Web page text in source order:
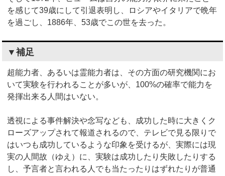
を感じて39歳にして引退表明し、ロシアやイタリアで晩年
を過ごし、1886年、53歳でこの世を去った。
▼補足
超能力者、あるいは霊能力者は、その方面の研究機関にお
いて実験を行われることが多いが、100%の確率で能力を
発揮出来る人間はいない。
透視による事件解決や念写なども、成功した時に大きくク
ローズアップされて報道されるので、テレビで見る限りで
はいつも成功しているような印象を受けるが、実際には現
実の人間故（ゆえ）に、実験は成功したり失敗したりする
し、予言者と言われる人でも当たったりはずれたりが普通